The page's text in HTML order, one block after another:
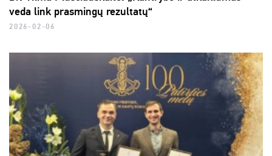
veda link prasmingų rezultatų“
2026-02-06